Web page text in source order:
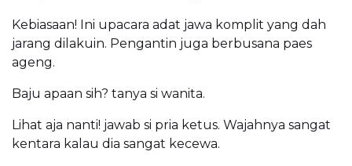
Kebiasaan! Ini upacara adat jawa komplit yang dah
jarang dilakuin. Pengantin juga berbusana paes
ageng.
Baju apaan sih? tanya si wanita.
Lihat aja nanti! jawab si pria ketus. Wajahnya sangat
kentara kalau dia sangat kecewa.